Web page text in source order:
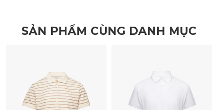
SẢN PHẨM CÙNG DANH MỤC